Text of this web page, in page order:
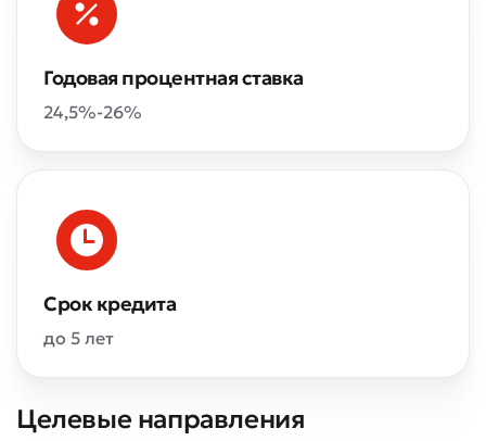
Годовая процентная ставка
24,5%-26%
Срок кредита
до 5 лет
Целевые направления